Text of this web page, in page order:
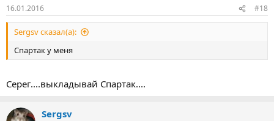
16.01.2016 #18
Sergsv сказал(а):
Спартак у меня
Серег....выкладывай Спартак....
Sergsv